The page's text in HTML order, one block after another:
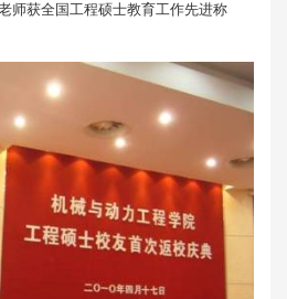
师获全国工程硕士教育工作先进称